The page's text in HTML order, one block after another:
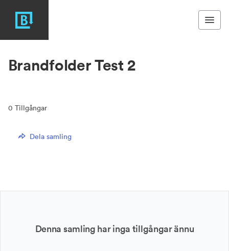
Brandfolder Test 2
0 Tillgångar
Dela samling
Denna samling har inga tillgångar ännu